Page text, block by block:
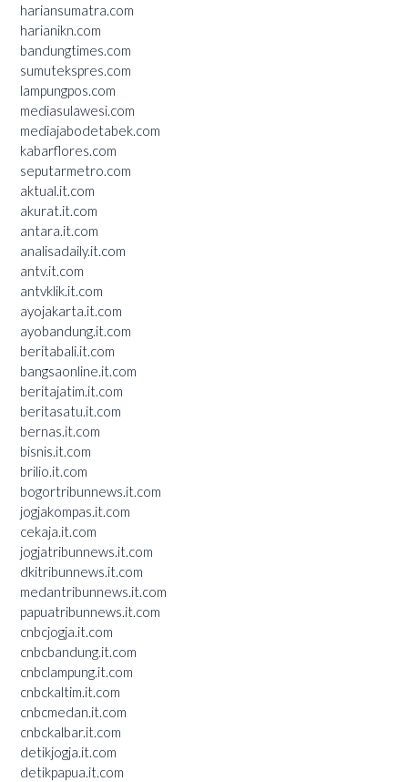
hariansumatra.com
harianikn.com
bandungtimes.com
sumutekspres.com
lampungpos.com
mediasulawesi.com
mediajabodetabek.com
kabarflores.com
seputarmetro.com
aktual.it.com
akurat.it.com
antara.it.com
analisadaily.it.com
antv.it.com
antvklik.it.com
ayojakarta.it.com
ayobandung.it.com
beritabali.it.com
bangsaonline.it.com
beritajatim.it.com
beritasatu.it.com
bernas.it.com
bisnis.it.com
brilio.it.com
bogortribunnews.it.com
jogjakompas.it.com
cekaja.it.com
jogjatribunnews.it.com
dkitribunnews.it.com
medantribunnews.it.com
papuatribunnews.it.com
cnbcjogja.it.com
cnbcbandung.it.com
cnbclampung.it.com
cnbckaltim.it.com
cnbcmedan.it.com
cnbckalbar.it.com
detikjogja.it.com
detikpapua.it.com